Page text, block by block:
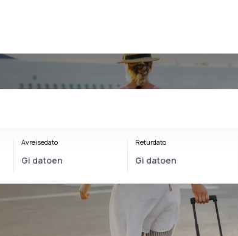
Avreisedato Returdato